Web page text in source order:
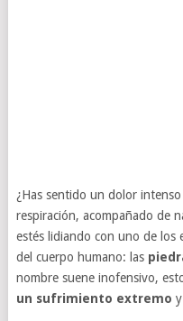
¿Has sentido un dolor
respiración, acompañado de
estés lidiando con uno de los
del cuerpo humano: las
nombre suene inofensivo,
un sufrimiento extremo